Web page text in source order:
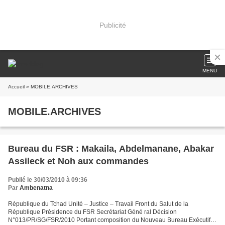
Publicité
MENU
Accueil » MOBILE.ARCHIVES
MOBILE.ARCHIVES
Bureau du FSR : Makaila, Abdelmanane, Abakar
Assileck et Noh aux commandes
Publié le 30/03/2010 à 09:36
Par Ambenatna
République du Tchad Unité – Justice – Travail Front du Salut de la
République Présidence du FSR Secrétariat Géné ral Décision
N°013/PR/SG/FSR/2010 Portant composition du Nouveau Bureau Exécutif